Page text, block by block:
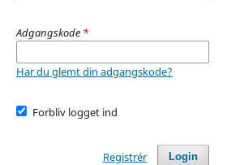
Adgangskode *
Har du glemt din adgangskode?
Forbliv logget ind
Login
Registrér